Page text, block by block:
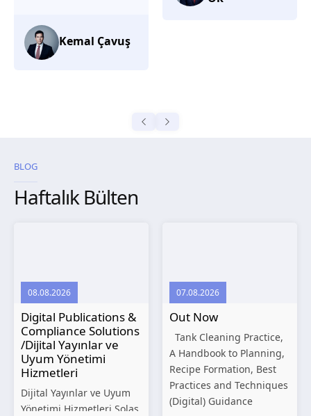
BLOG
Haftalık Bülten
08.08.2026
Digital Publications &
Compliance Solutions
/Dijital Yayınlar ve
Uyum Yönetimi
Hizmetleri
Dijital Yayınlar ve Uyum
Yönetimi Hizmetleri Solas
07.08.2026
Out Now
Tank Cleaning Practice,
A Handbook to Planning,
Recipe Formation, Best
Practices and Techniques
(Digital) Guidance